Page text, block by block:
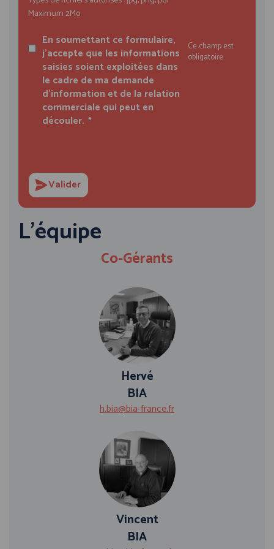
Maximum 2Mo
En soumettant ce formulaire,
j'accepte que les informations
saisies soient exploitées dans
le cadre de ma demande
d'information et de la relation
commerciale qui peut en
découler.
Ce champ est
obligatoire.
Valider
L'équipe
Co-Gérants
Hervé
BIA
h.bia@bia-france.fr
Vincent
BIA